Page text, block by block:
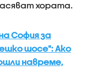
хората.
София за
шосе": Ако
навреме,